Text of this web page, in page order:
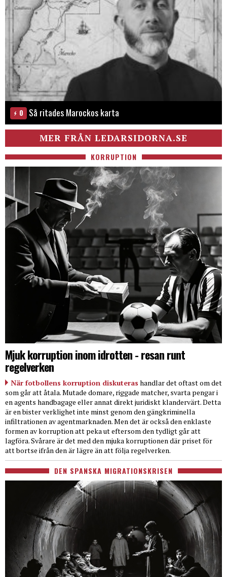
0 Så ritades Marockos karta
MER FRÅN LEDARSIDORNA.SE
KORRUPTION
Mjuk korruption inom idrotten - resan runt
regelverken
När fotbollens korruption diskuteras handlar det oftast om det
som går att åtala. Mutade domare, riggade matcher, svarta pengar i
en agents handbagage eller annat direkt juridiskt klandervärt. Detta
är en bister verklighet inte minst genom den gängkriminella
infiltrationen av agentmarknaden. Men det är också den enklaste
formen av korruption att peka ut eftersom den tydligt går att
lagföra. Svårare är det med den mjuka korruptionen där priset för
att bortse ifrån den är lägre än att följa regelverken.
DEN SPANSKA MIGRATIONSKRISEN